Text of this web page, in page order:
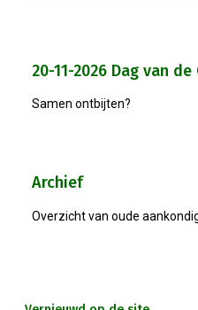
2025-
2025-
20-11-2026 Dag van
Samen ontbijten?
Archief
Overzicht van oude